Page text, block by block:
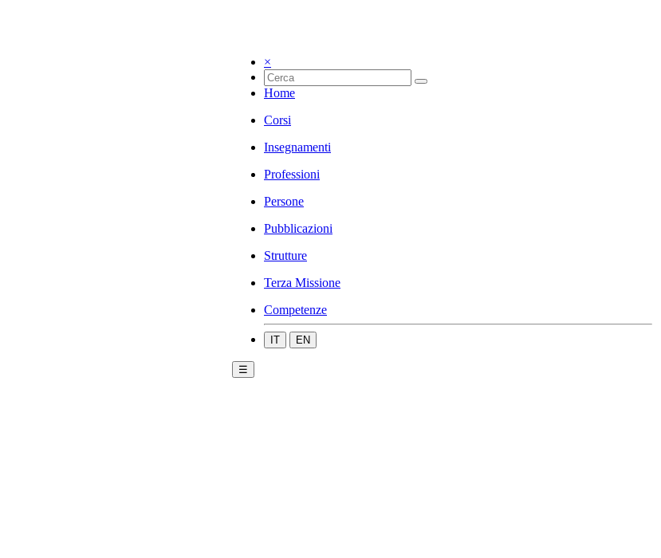
×
Home
Corsi
Insegnamenti
Professioni
Persone
Pubblicazioni
Strutture
Terza Missione
Competenze
IT EN
☰